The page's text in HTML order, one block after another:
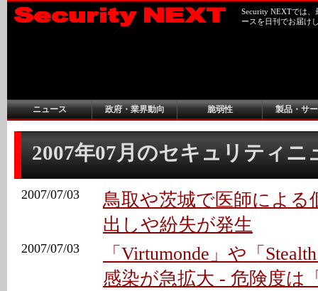
Security NEXTでは
ースを日刊でお届け
ニュース 政府・業界動向 脆弱性 製品・サ
2007年07月のセキュリティニ
2007/07/03
鳥取や茨城で医師による
出しや紛失が発生
2007/07/03
「Virtumonde」や「
感染が急拡大 - 危険度は